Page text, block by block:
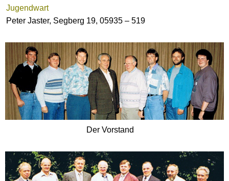
Jugendwart
Peter Jaster, Segberg 19, 05935 – 519
Der Vorstand